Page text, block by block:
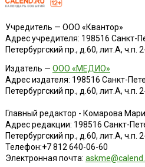
Учредитель — ООО «Квантор»
Адрес учредителя: 198516 Санкт-
Петербургский пр., д.60, лит.А, ч.п.
Издатель — ООО «МЕДИО»
Адрес издателя: 198516 Санкт-
Петербургский пр., д.60, лит.А, ч.п.
Главный редактор - Комарова
Адрес редакции: 198516 Санкт-
Петербургский пр., д.60, лит.А, ч.п.
Телефон:+7 812 640-06-60
Электронная почта: